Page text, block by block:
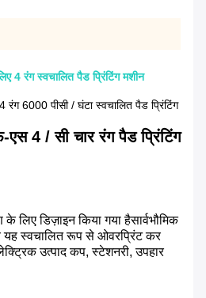
4 रंग स्वचालित पैड प्रिंटिंग मशीन
6000 पीसी / घंटा स्वचालित पैड प्रिंटिंग
4 / सी चार रंग पैड प्रिंटिंग
लिए डिज़ाइन किया गया हैसार्वभौमिक
स्वचालित रूप से ओवरप्रिंट कर
उत्पाद कप, स्टेशनरी, उपहार